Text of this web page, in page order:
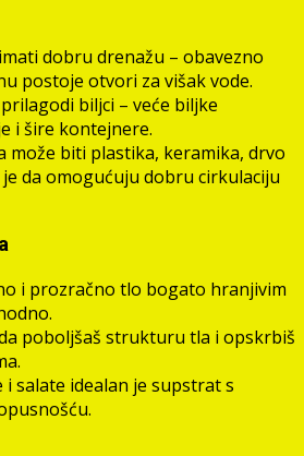
dobru drenažu – obavezno
postoje otvori za višak vode.
biljci – veće biljke
i šire kontejnere.
može biti plastika, keramika, drvo
da omogućuju dobru cirkulaciju
i prozračno tlo bogato hranjivim
poboljšaš strukturu tla i opskrbiš
i salate idealan je supstrat s